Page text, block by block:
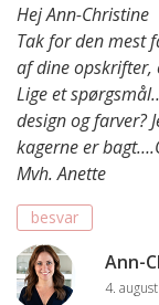
Hej Ann-Christine
Tak for den mest
af dine opskrifter,
Lige et
design og farver?
kagerne er
Mvh. Anette
besvar
Ann-
4.